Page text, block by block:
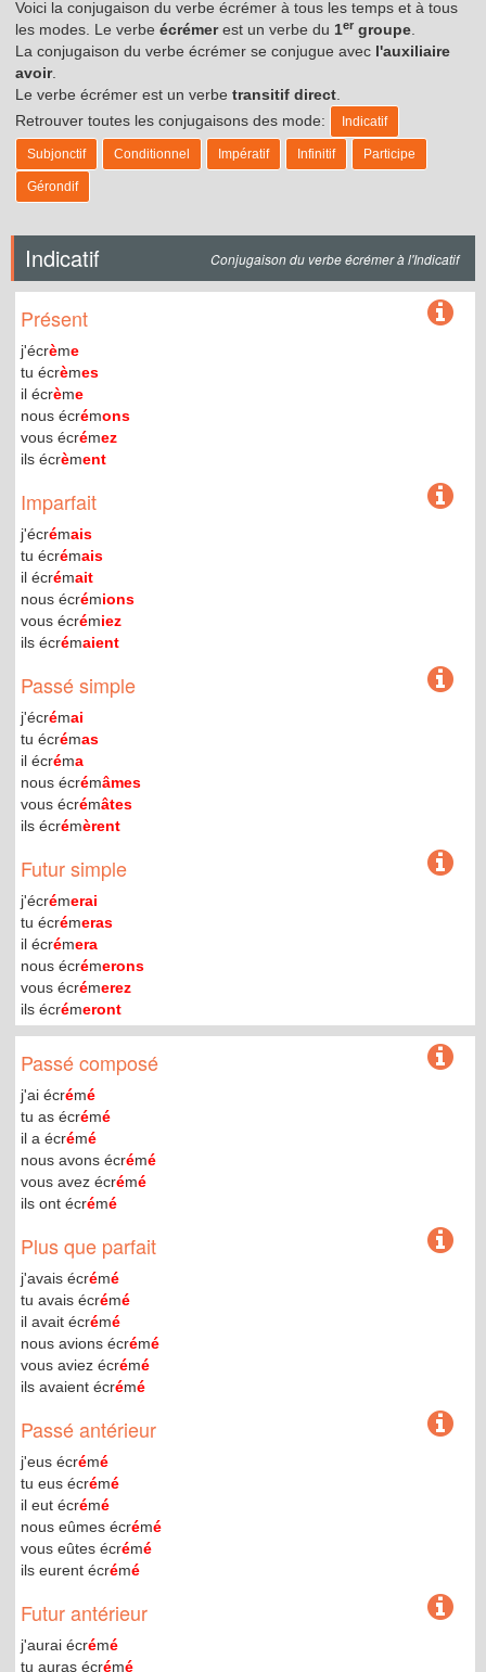
Voici la conjugaison du verbe écrémer à tous les temps et à tous
les modes. Le verbe écrémerest un verbe du 1er groupe
La conjugaison du verbe écrémer se conjugue avec l'auxiliaire
avoir.
Le verbe écrémer est un verbe transitif direct
Retrouver toutes les conjugaisons des mode:
Indicatif
Subjonctif Conditionnel Impératif Infinitif Participe
Gérondif
Indicatif Conjugaison du verbe écrémer à l'Indicatif
Présent
j'écrème
tu écrèmes
il écrème
nous écrémons
vous écrémez
ils écrèment
Imparfait
j'écrémais
tu écrémais
il écrémait
nous écrémions
vous écrémiez
ils écrémaient
Passé simple
j'écrémai
tu écrémas
il écréma
nous écrémâmes
vous écrémâtes
ils écrémèrent
Futur simple
j'écrémerai
tu écrémeras
il écrémera
nous écrémerons
vous écrémerez
ils écrémeront
Passé composé
j'ai écrémé
tu as écrémé
il a écrémé
nous avons écrémé
vous avez écrémé
ils ont écrémé
Plus que parfait
j'avais écrémé
tu avais écrémé
il avait écrémé
nous avions écrémé
vous aviez écrémé
ils avaient écrémé
Passé antérieur
j'eus écrémé
tu eus écrémé
il eut écrémé
nous eûmes écrémé
vous eûtes écrémé
ils eurent écrémé
Futur antérieur
j'aurai écrémé
tu auras écrémé